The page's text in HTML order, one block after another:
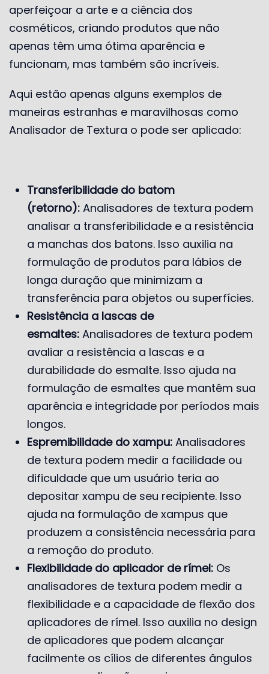
aperfeiçoar a arte e a ciência dos
cosméticos, criando produtos que não
apenas têm uma ótima aparência e
funcionam, mas também são incríveis.
Aqui estão apenas alguns exemplos de
maneiras estranhas e maravilhosas como
Analisador de Textura o pode ser aplicado:
Transferibilidade do batom
(retorno): Analisadores de textura podem
analisar a transferibilidade e a resistência
a manchas dos batons. Isso auxilia na
formulação de produtos para lábios de
longa duração que minimizam a
transferência para objetos ou superfícies.
Resistência a lascas de
esmaltes: Analisadores de textura podem
avaliar a resistência a lascas e a
durabilidade do esmalte. Isso ajuda na
formulação de esmaltes que mantêm sua
aparência e integridade por períodos mais
longos.
Espremibilidade do xampu: Analisadores
de textura podem medir a facilidade ou
dificuldade que um usuário teria ao
depositar xampu de seu recipiente. Isso
ajuda na formulação de xampus que
produzem a consistência necessária para
a remoção do produto.
Flexibilidade do aplicador de rímel: Os
analisadores de textura podem medir a
flexibilidade e a capacidade de flexão dos
aplicadores de rímel. Isso auxilia no design
de aplicadores que podem alcançar
facilmente os cílios de diferentes ângulos